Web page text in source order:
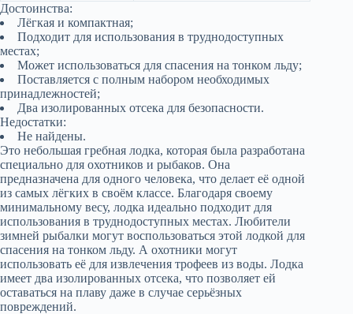
Достоинства:
Лёгкая и компактная;
Подходит для использования в труднодоступных
местах;
Может использоваться для спасения на тонком льду;
Поставляется с полным набором необходимых
принадлежностей;
Два изолированных отсека для безопасности.
Недостатки:
Не найдены.
Это небольшая гребная лодка, которая была разработана
специально для охотников и рыбаков. Она
предназначена для одного человека, что делает её одной
из самых лёгких в своём классе. Благодаря своему
минимальному весу, лодка идеально подходит для
использования в труднодоступных местах. Любители
зимней рыбалки могут воспользоваться этой лодкой для
спасения на тонком льду. А охотники могут
использовать её для извлечения трофеев из воды. Лодка
имеет два изолированных отсека, что позволяет ей
оставаться на плаву даже в случае серьёзных
повреждений.